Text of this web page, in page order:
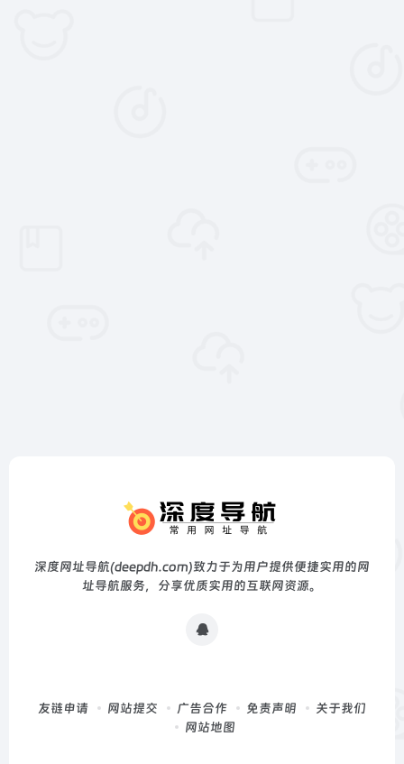
深度网址导航(deepdh.com)致力于为用户提供便捷实用的网
址导航服务，分享优质实用的互联网资源。
友链申请 网站提交 广告合作 免责声明
关于我们
网站地图